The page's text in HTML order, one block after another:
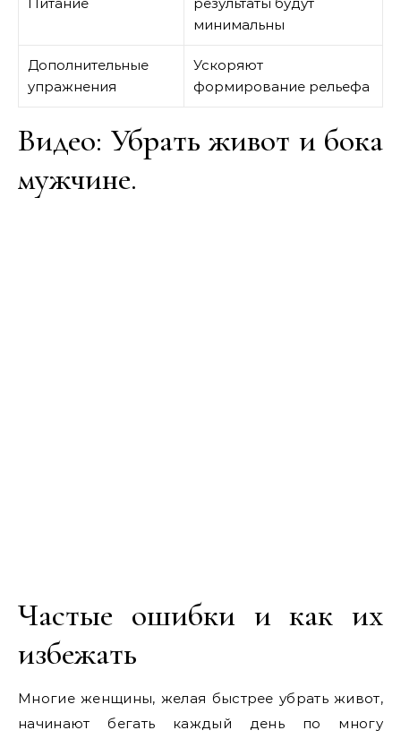
минимальны
Дополнительные
упражнения
Ускоряют
формирование рельефа
Видео: Убрать живот и бока
мужчине.
Частые ошибки и как их
избежать
Многие женщины, желая быстрее убрать живот,
начинают бегать каждый день по многу